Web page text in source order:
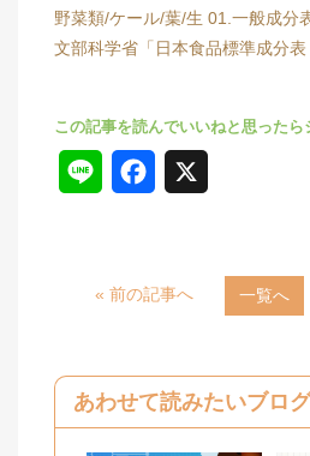
野菜類/ケール/葉/生 01.一般成分
文部科学省「日本食品標準成分表
e e
o
o
« 前の記事へ 一覧へ
あわせて読みたいブログ